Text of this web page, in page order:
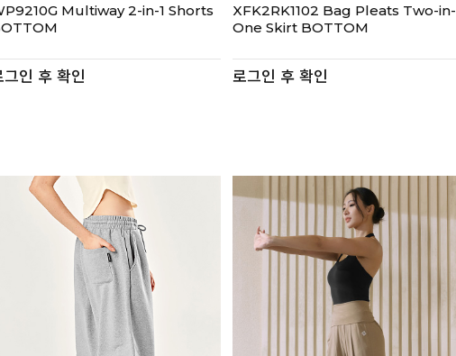
Multiway 2-in-1 Shorts
그인 후 확인
XFK2RK1102 Bag Pleats Two-in-
One Skirt BOTTOM
로그인 후 확인